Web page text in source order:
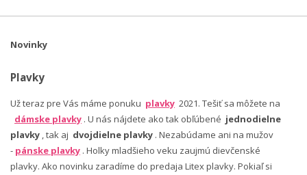
Novinky
Plavky
Už teraz pre Vás máme ponuku plavky 2021. Tešiť sa môžete na
dámske plavky . U nás nájdete ako tak obľúbené jednodielne
plavky , tak aj dvojdielne plavky . Nezabúdame ani na mužov
- pánske plavky . Holky mladšieho veku zaujmú dievčenské
plavky. Ako novinku zaradíme do predaja Litex plavky. Pokiaľ si